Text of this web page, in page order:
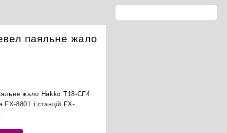
паяльне жало
жало Hakko T18-CF4
8801 і станцій FX-